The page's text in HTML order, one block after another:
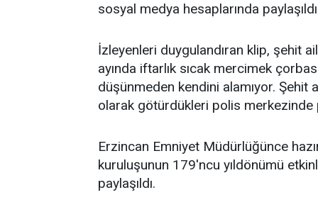
sosyal medya hesaplarında
İzleyenleri duygulandıran klip, şehit
ayında iftarlık sıcak mercimek
düşünmeden kendini alamıyor. Şehit
olarak götürdükleri polis
Erzincan Emniyet Müdürlüğünce
kuruluşunun 179'ncu yıldönümü
paylaşıldı.